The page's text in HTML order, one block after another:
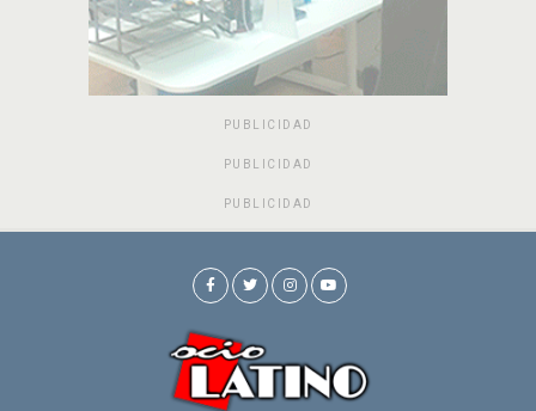
PUBLICIDAD
PUBLICIDAD
PUBLICIDAD